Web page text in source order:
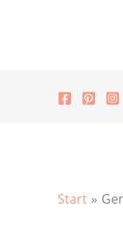
Start